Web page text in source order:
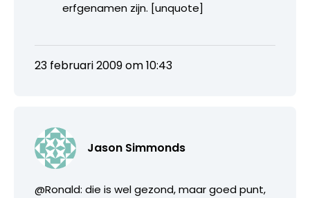
erfgenamen zijn. [unquote]
23 februari 2009 om 10:43
Jason Simmonds
@Ronald: die is wel gezond, maar goed punt,